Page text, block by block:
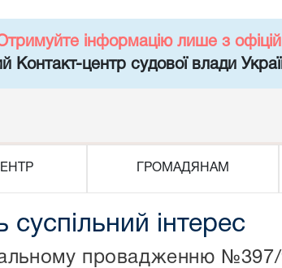
інформацію лише з
Контакт-центр судової влади
ГРОМАДЯНАМ
інтерес
провадженню №397/